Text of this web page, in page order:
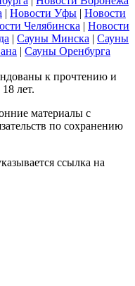
| Новости Уфы | Новости
Челябинска | Новости
| Сауны Минска | Сауны
| Сауны Оренбурга
к прочтению и
лет.
материалы с
по сохранению
ссылка на